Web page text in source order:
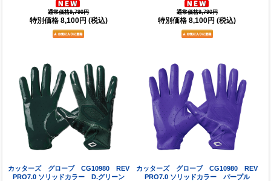
通常価格9,790円
特別価格 8,100円 (税込)
通常価格9,790円
特別価格 8,100円 (税込)
カッターズ グローブ CG10980 REV
PRO7.0 ソリッドカラー D.グリーン
カッターズ グローブ CG10980 REV
PRO7.0 ソリッドカラー パープル